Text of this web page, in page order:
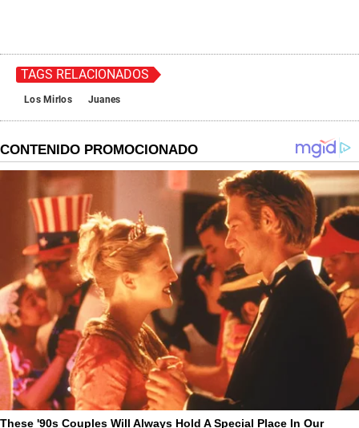
TAGS RELACIONADOS
Los Mirlos Juanes